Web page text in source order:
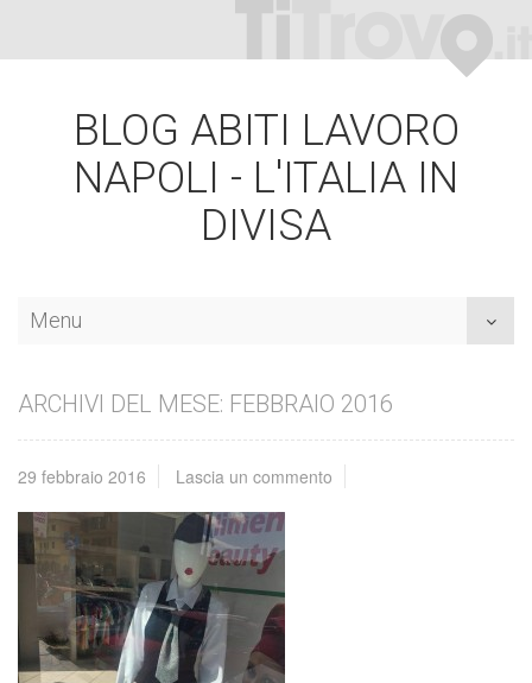
BLOG ABITI LAVORO
NAPOLI - L'ITALIA IN
DIVISA
Menu
ARCHIVI DEL MESE: FEBBRAIO 2016
29 febbraio 2016 Lascia un commento